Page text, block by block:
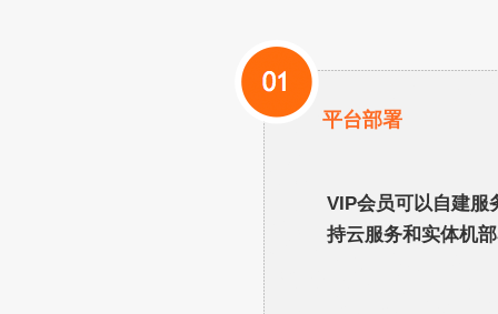
平台部署
VIP会员可以自建服
持云服务和实体机